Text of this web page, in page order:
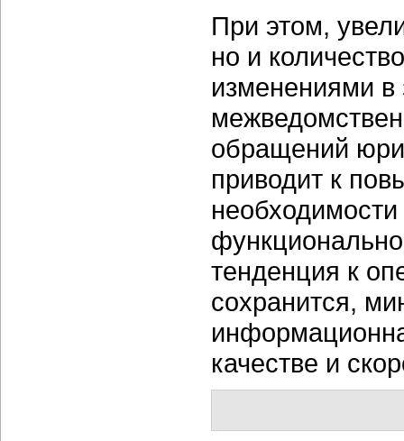
При этом,
но и
изменениями в
обращений
приводит к
тенденция к
сохранится,
качестве и